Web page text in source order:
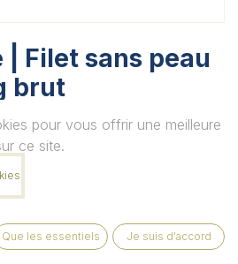
Filet sans peau
brut
pour vous offrir une meilleure
ce site.
Que les essentiels Je suis d'accord